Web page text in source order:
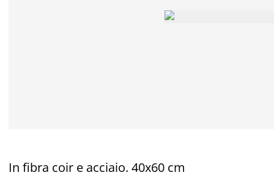
In fibra coir e acciaio. 40x60 cm